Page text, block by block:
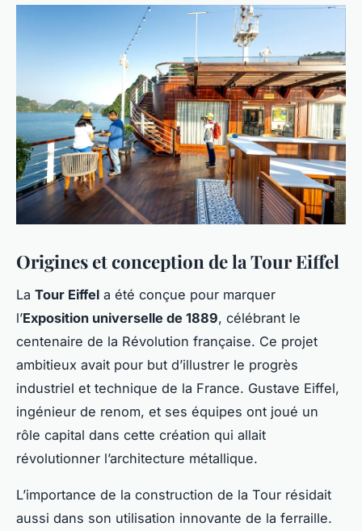
Origines et conception de la Tour Eiffel
La Tour Eiffel a été conçue pour marquer
l’Exposition universelle de 1889, célébrant le
centenaire de la Révolution française. Ce projet
ambitieux avait pour but d’illustrer le progrès
industriel et technique de la France. Gustave Eiffel,
ingénieur de renom, et ses équipes ont joué un
rôle capital dans cette création qui allait
révolutionner l’architecture métallique.
L’importance de la construction de la Tour résidait
aussi dans son utilisation innovante de la ferraille.